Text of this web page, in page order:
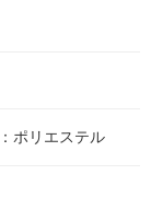
ポリエステル